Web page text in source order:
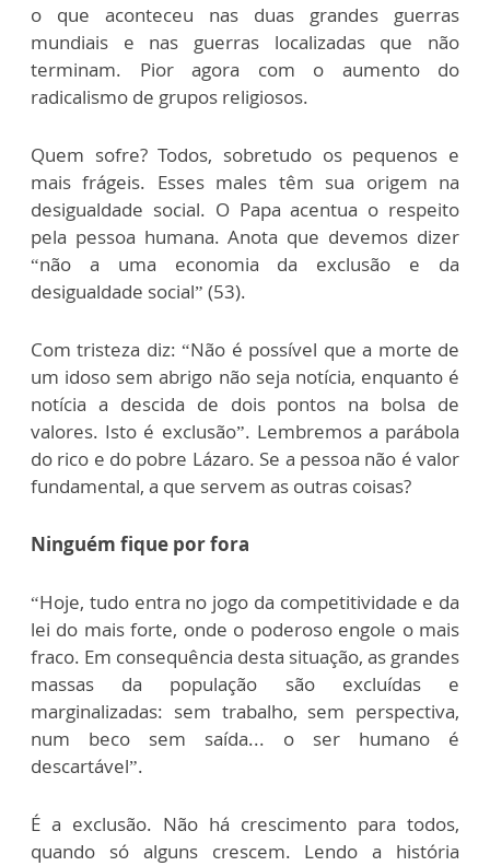
o que aconteceu nas duas grandes guerras
mundiais e nas guerras localizadas que não
terminam. Pior agora com o aumento do
radicalismo de grupos religiosos.
Quem sofre? Todos, sobretudo os pequenos e
mais frágeis. Esses males têm sua origem na
desigualdade social. O Papa acentua o respeito
pela pessoa humana. Anota que devemos dizer
“não a uma economia da exclusão e da
desigualdade social” (53).
Com tristeza diz: “Não é possível que a morte de
um idoso sem abrigo não seja notícia, enquanto é
notícia a descida de dois pontos na bolsa de
valores. Isto é exclusão”. Lembremos a parábola
do rico e do pobre Lázaro. Se a pessoa não é valor
fundamental, a que servem as outras coisas?
Ninguém fique por fora
“Hoje, tudo entra no jogo da competitividade e da
lei do mais forte, onde o poderoso engole o mais
fraco. Em consequência desta situação, as grandes
massas da população são excluídas e
marginalizadas: sem trabalho, sem perspectiva,
num beco sem saída... o ser humano é
descartável”.
É a exclusão. Não há crescimento para todos,
quando só alguns crescem. Lendo a história